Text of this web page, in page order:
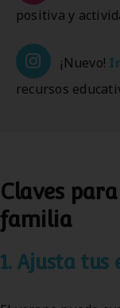
positiva y
¡Nuevo!
recursos
Claves
familia
1. Ajusta tus